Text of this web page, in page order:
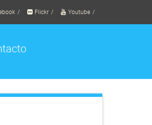
Flickr Youtube